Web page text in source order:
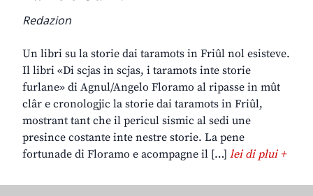
Redazion
Un libri su la storie dai taramots in Friûl nol esisteve.
Il libri «Di scjas in scjas, i taramots inte storie
furlane» di Agnul/Angelo Floramo al ripasse in mût
clâr e cronologjic la storie dai taramots in Friûl,
mostrant tant che il pericul sismic al sedi une
presince costante inte nestre storie. La pene
fortunade di Floramo e acompagne il […] lei di plui +